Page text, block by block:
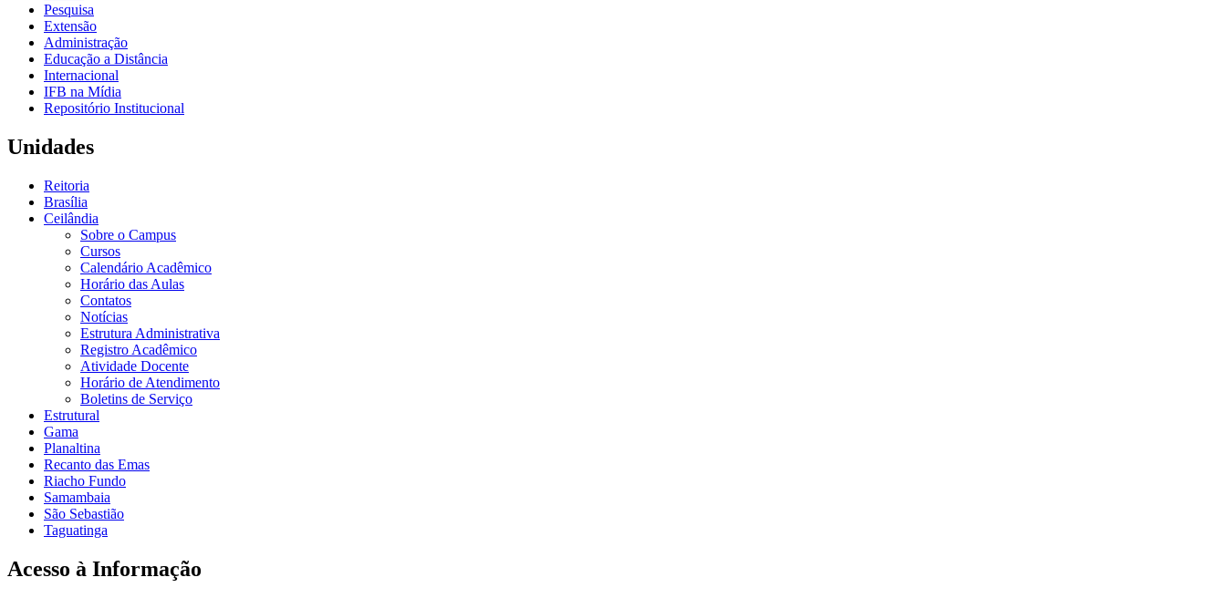
Pesquisa
Extensão
Administração
Educação a Distância
Internacional
IFB na Mídia
Repositório Institucional
Unidades
Reitoria
Brasília
Ceilândia
Sobre o Campus
Cursos
Calendário Acadêmico
Horário das Aulas
Contatos
Notícias
Estrutura Administrativa
Registro Acadêmico
Atividade Docente
Horário de Atendimento
Boletins de Serviço
Estrutural
Gama
Planaltina
Recanto das Emas
Riacho Fundo
Samambaia
São Sebastião
Taguatinga
Acesso à Informação